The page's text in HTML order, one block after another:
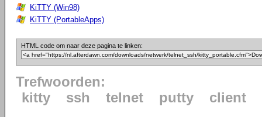
KiTTY (Win98)
KiTTY (PortableApps)
HTML code om naar deze pagina te linken:
Trefwoorden:
kitty
ssh telnet putty client